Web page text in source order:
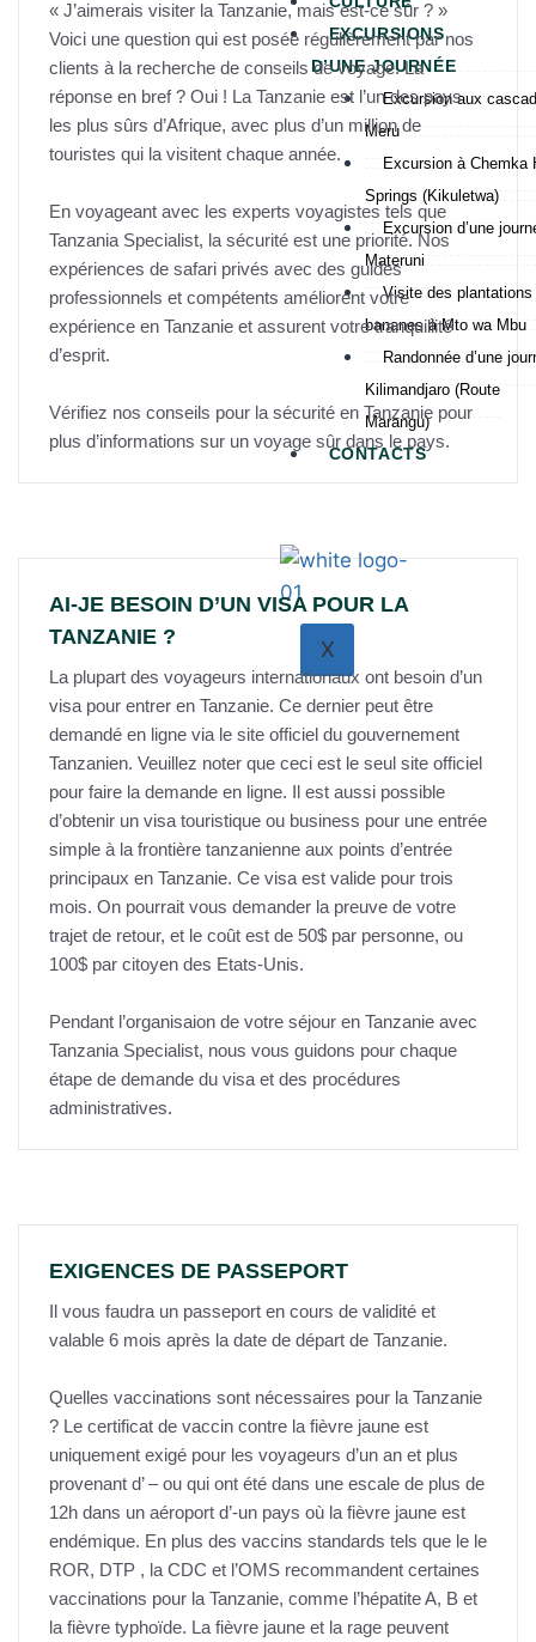
EXCURSIONS
D’UNE JOURNÉE
Excursion aux
Meru
Excursion à Chemka
Springs (Kikuletwa)
Excursion d’une
Materuni
Visite des plantations
bananes à Mto wa Mbu
Randonnée d’une
Kilimandjaro (Route
Marangu)
CONTACTS
X
« J’aimerais visiter la Tanzanie, mais est-ce sûr ? »
Voici une question qui est posée régulièrement par nos
clients à la recherche de conseils de voyage. La
réponse en bref ? Oui ! La Tanzanie est l’un des pays
les plus sûrs d’Afrique, avec plus d’un million de
touristes qui la visitent chaque année.
En voyageant avec les experts voyagistes tels que
Tanzania Specialist, la sécurité est une priorité. Nos
expériences de safari privés avec des guides
professionnels et compétents améliorent votre
expérience en Tanzanie et assurent votre tranquillité
d’esprit.
Vérifiez nos conseils pour la sécurité en Tanzanie pour
plus d’informations sur un voyage sûr dans le pays.
AI-JE BESOIN D’UN VISA POUR LA
TANZANIE ?
La plupart des voyageurs internationaux ont besoin d’un
visa pour entrer en Tanzanie. Ce dernier peut être
demandé en ligne via le site officiel du gouvernement
Tanzanien. Veuillez noter que ceci est le seul site officiel
pour faire la demande en ligne. Il est aussi possible
d’obtenir un visa touristique ou business pour une entrée
simple à la frontière tanzanienne aux points d’entrée
principaux en Tanzanie. Ce visa est valide pour trois
mois. On pourrait vous demander la preuve de votre
trajet de retour, et le coût est de 50$ par personne, ou
100$ par citoyen des Etats-Unis.
Pendant l’organisaion de votre séjour en Tanzanie avec
Tanzania Specialist, nous vous guidons pour chaque
étape de demande du visa et des procédures
administratives.
EXIGENCES DE PASSEPORT
Il vous faudra un passeport en cours de validité et
valable 6 mois après la date de départ de Tanzanie.
Quelles vaccinations sont nécessaires pour la Tanzanie
? Le certificat de vaccin contre la fièvre jaune est
uniquement exigé pour les voyageurs d’un an et plus
provenant d’ – ou qui ont été dans une escale de plus de
12h dans un aéroport d’-un pays où la fièvre jaune est
endémique. En plus des vaccins standards tels que le le
ROR, DTP , la CDC et l’OMS recommandent certaines
vaccinations pour la Tanzanie, comme l’hépatite A, B et
la fièvre typhoïde. La fièvre jaune et la rage peuvent